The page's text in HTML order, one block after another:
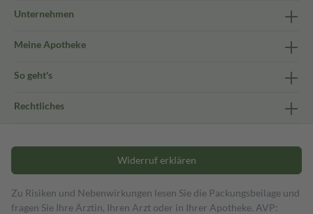
Unternehmen
Meine Apotheke
So geht's
Rechtliches
Widerruf erklären
Zu Risiken und Nebenwirkungen lesen Sie die Packungsbeilage und
fragen Sie Ihre Ärztin, Ihren Arzt oder in Ihrer Apotheke. AVP: